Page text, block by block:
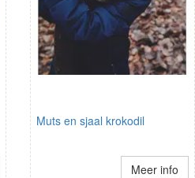
Muts en sjaal krokodil
Meer info